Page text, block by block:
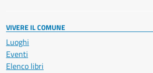
VIVERE IL COMUNE
Luoghi
Eventi
Elenco libri